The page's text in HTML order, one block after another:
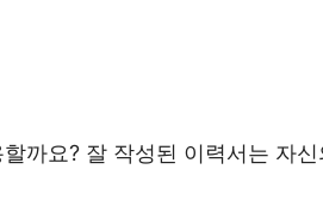
까요? 잘 작성된 이력서는 자